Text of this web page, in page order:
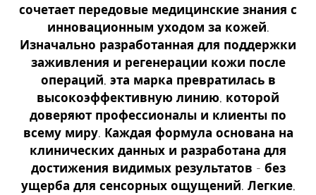
сочетает передовые медицинские знания с
инновационным уходом за кожей.
Изначально разработанная для поддержки
заживления и регенерации кожи после
операций, эта марка превратилась в
высокоэффективную линию, которой
доверяют профессионалы и клиенты по
всему миру. Каждая формула основана на
клинических данных и разработана для
достижения видимых результатов - без
ущерба для сенсорных ощущений. Легкие,